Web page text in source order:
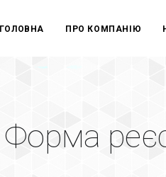
ГОЛОВНА ПРО КОМПАНІЮ
Форма